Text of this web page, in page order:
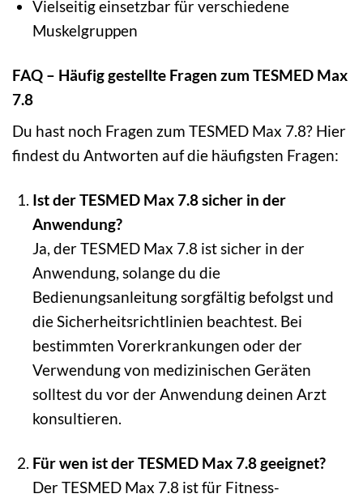
Vielseitig einsetzbar für verschiedene
Muskelgruppen
FAQ – Häufig gestellte Fragen zum TESMED Max
7.8
Du hast noch Fragen zum TESMED Max 7.8? Hier
findest du Antworten auf die häufigsten Fragen:
Ist der TESMED Max 7.8 sicher in der
Anwendung?
Ja, der TESMED Max 7.8 ist sicher in der
Anwendung, solange du die
Bedienungsanleitung sorgfältig befolgst und
die Sicherheitsrichtlinien beachtest. Bei
bestimmten Vorerkrankungen oder der
Verwendung von medizinischen Geräten
solltest du vor der Anwendung deinen Arzt
konsultieren.
Für wen ist der TESMED Max 7.8 geeignet?
Der TESMED Max 7.8 ist für Fitness-